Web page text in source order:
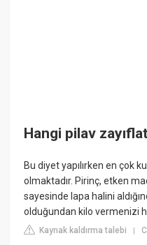
Hangi pilav
Bu diyet yapılırken en çok
olmaktadır. Pirinç, etken
sayesinde lapa halini
olduğundan kilo vermenizi
Kaynak kaldırma talebi |